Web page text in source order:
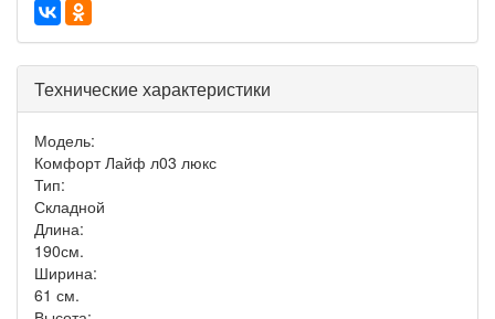
Технические характеристики
Модель:
Комфорт Лайф л03 люкс
Тип:
Складной
Длина:
190см.
Ширина:
61 см.